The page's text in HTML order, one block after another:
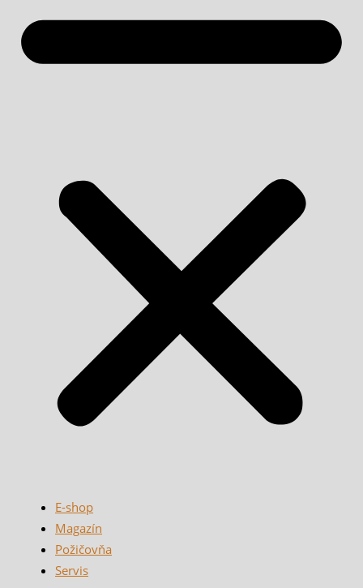
E-shop
Magazín
Požičovňa
Servis